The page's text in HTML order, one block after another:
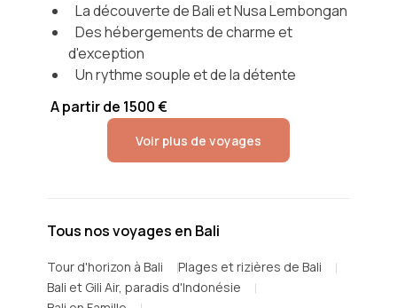
La découverte de Bali et Nusa Lembongan
Des hébergements de charme et
d'exception
​Un rythme souple et de la détente
A partir de 1500 €
Voir plus de voyages
Tous nos voyages en Bali
Tour d'horizon à Bali
Plages et rizières de Bali
Bali et Gili Air, paradis d'Indonésie